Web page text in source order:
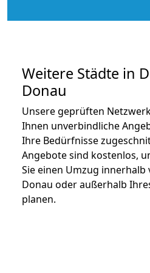
Weitere Städte in
Donau
Unsere geprüften
Ihnen unverbindliche
Ihre Bedürfnisse
Angebote sind kostenlos,
Sie einen Umzug
Donau oder außerhalb
planen.